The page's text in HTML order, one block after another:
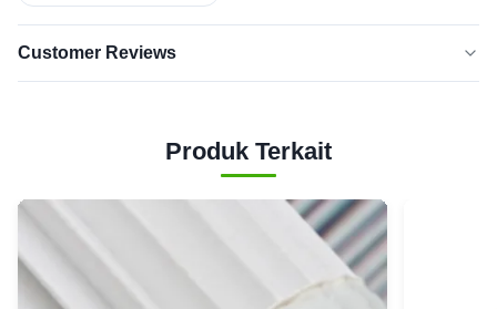
Customer Reviews
5
BINTANG
3
Bintang
Bintang
Produk Terkait